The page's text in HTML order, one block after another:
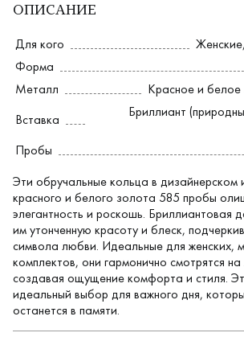
ОПИСАНИЕ
Для кого Женские,
Форма
Металл
Красное и
Вставка
Бриллиант
Пробы
Эти обручальные кольца в дизайнерском
красного и белого золота 585 пробы
элегантность и роскошь. Бриллиантовая
им утонченную красоту и блеск,
символа любви. Идеальные для женских,
комплектов, они гармонично смотрятся
создавая ощущение комфорта и стиля.
идеальный выбор для важного дня,
останется в памяти.